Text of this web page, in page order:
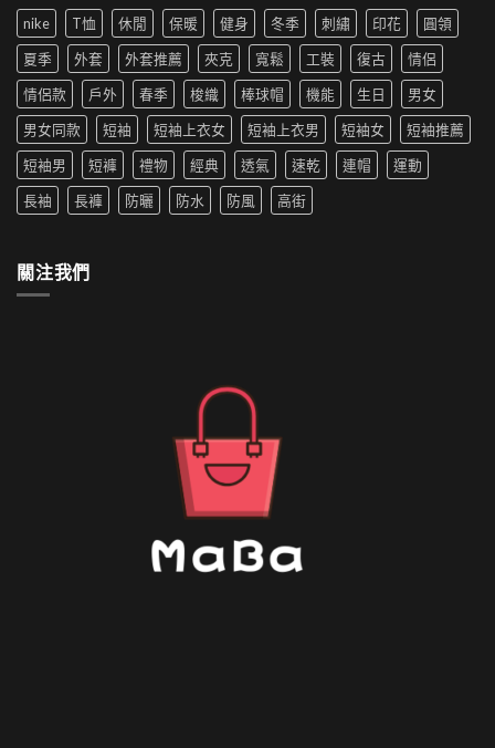
尚
革
新〉
中
為
夏
季
新
寵〉
中
生
穿
搭
推
薦|
女
生
穿
推
薦〉
中
用
洗
衣
機
嗎
防
水
的
外
套
清
洗〉
nike T恤 休閒 保暖 健身 冬季 刺繡 印花
圓領
夏季
外套 外套推薦 夾克 寬鬆 工裝 復古
情侶
情侶款
戶外 春季 梭織 棒球帽 機能 生日
男女
男女同款
短袖 短袖上衣女 短袖上衣男 短袖女
短袖推薦
短袖男
短褲 禮物 經典 透氣 速乾 連帽
運動
長袖
長褲 防曬 防水 防風 高街
關注我們